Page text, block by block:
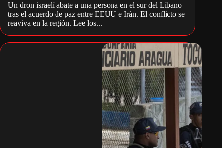
Un dron israelí abate a una persona en el sur del Líbano
tras el acuerdo de paz entre EEUU e Irán. El conflicto se
reaviva en la región. Lee los...